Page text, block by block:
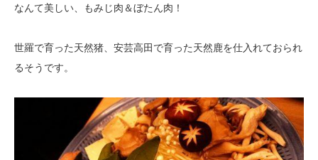
なんて美しい、もみじ肉＆ぼたん肉！
世羅で育った天然猪、安芸高田で育った天然鹿を仕入れておられ
るそうです。